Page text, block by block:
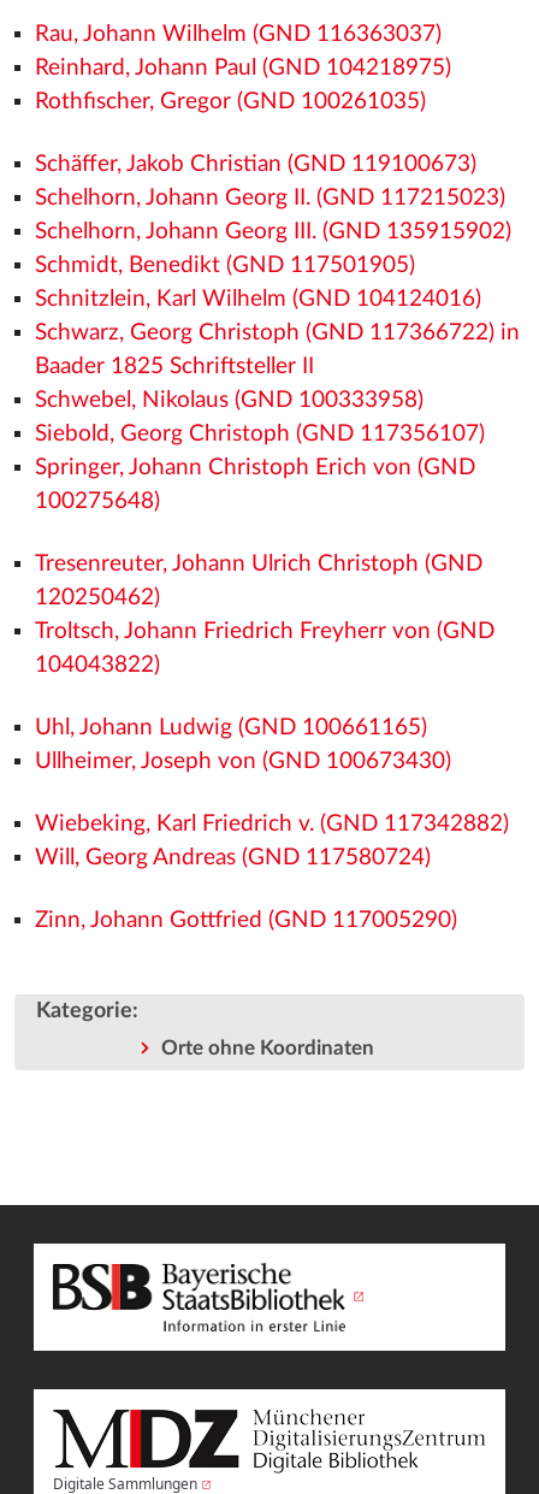
Rau, Johann Wilhelm (GND 116363037)
Reinhard, Johann Paul (GND 104218975)
Rothfischer, Gregor (GND 100261035)
Schäffer, Jakob Christian (GND 119100673)
Schelhorn, Johann Georg II. (GND 117215023)
Schelhorn, Johann Georg III. (GND 135915902)
Schmidt, Benedikt (GND 117501905)
Schnitzlein, Karl Wilhelm (GND 104124016)
Schwarz, Georg Christoph (GND 117366722) in
Baader 1825 Schriftsteller II
Schwebel, Nikolaus (GND 100333958)
Siebold, Georg Christoph (GND 117356107)
Springer, Johann Christoph Erich von (GND
100275648)
Tresenreuter, Johann Ulrich Christoph (GND
120250462)
Troltsch, Johann Friedrich Freyherr von (GND
104043822)
Uhl, Johann Ludwig (GND 100661165)
Ullheimer, Joseph von (GND 100673430)
Wiebeking, Karl Friedrich v. (GND 117342882)
Will, Georg Andreas (GND 117580724)
Zinn, Johann Gottfried (GND 117005290)
Kategorie:
Orte ohne Koordinaten
Digitale Sammlungen